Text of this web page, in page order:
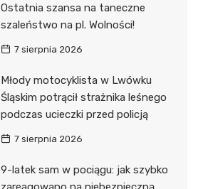
Ostatnia szansa na taneczne
szaleństwo na pl. Wolności!
7 sierpnia 2026
Młody motocyklista w Lwówku
Śląskim potrącił strażnika leśnego
podczas ucieczki przed policją
7 sierpnia 2026
9-latek sam w pociągu: jak szybko